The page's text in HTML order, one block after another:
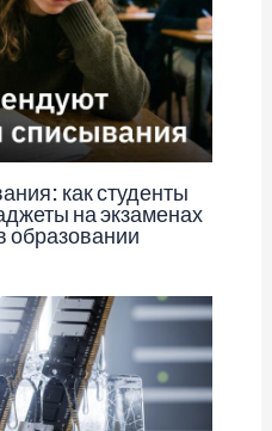
как студенты
на экзаменах
образовании